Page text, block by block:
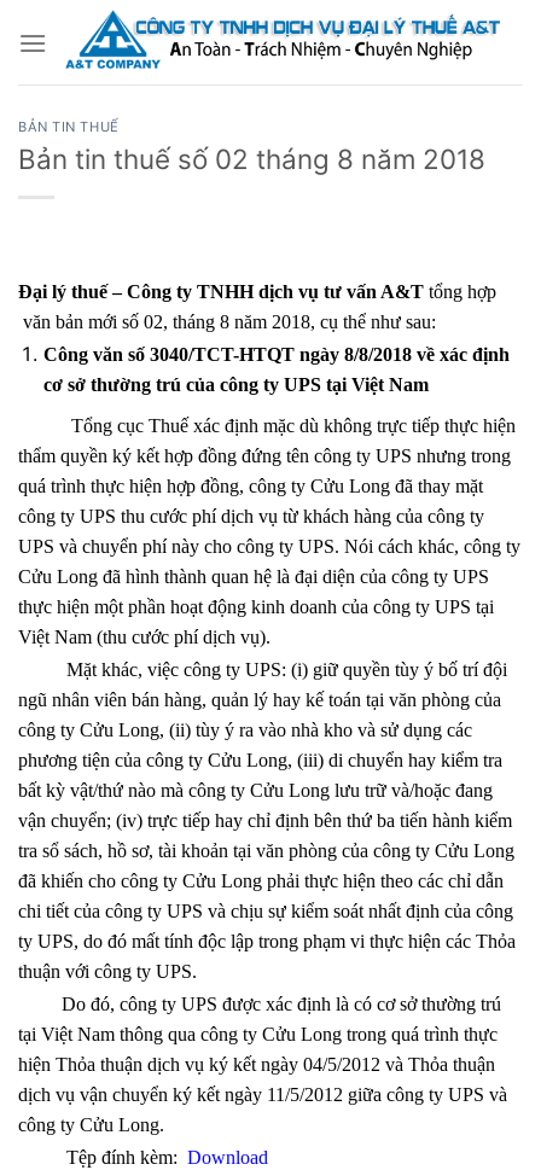
qua
BẢN TIN THUẾ
Bản tin thuế số 02 tháng 8 năm 2018
Đại lý thuế – Công ty TNHH dịch vụ tư vấn A&T tổng hợp
văn bản mới số 02, tháng 8 năm 2018, cụ thể như sau:
Công văn số 3040/TCT-HTQT ngày 8/8/2018 về xác định
cơ sở thường trú của công ty UPS tại Việt Nam
Tổng cục Thuế xác định mặc dù không trực tiếp thực hiện
thẩm quyền ký kết hợp đồng đứng tên công ty UPS nhưng trong
quá trình thực hiện hợp đồng, công ty Cửu Long đã thay mặt
công ty UPS thu cước phí dịch vụ từ khách hàng của công ty
UPS và chuyển phí này cho công ty UPS. Nói cách khác, công ty
Cửu Long đã hình thành quan hệ là đại diện của công ty UPS
thực hiện một phần hoạt động kinh doanh của công ty UPS tại
Việt Nam (thu cước phí dịch vụ).
Mặt khác, việc công ty UPS: (i) giữ quyền tùy ý bố trí đội
ngũ nhân viên bán hàng, quản lý hay kế toán tại văn phòng của
công ty Cửu Long, (ii) tùy ý ra vào nhà kho và sử dụng các
phương tiện của công ty Cửu Long, (iii) di chuyển hay kiểm tra
bất kỳ vật/thứ nào mà công ty Cửu Long lưu trữ và/hoặc đang
vận chuyển; (iv) trực tiếp hay chỉ định bên thứ ba tiến hành kiểm
tra sổ sách, hồ sơ, tài khoản tại văn phòng của công ty Cửu Long
đã khiến cho công ty Cửu Long phải thực hiện theo các chỉ dẫn
chi tiết của công ty UPS và chịu sự kiểm soát nhất định của công
ty UPS, do đó mất tính độc lập trong phạm vi thực hiện các Thỏa
thuận với công ty UPS.
Do đó, công ty UPS được xác định là có cơ sở thường trú
tại Việt Nam thông qua công ty Cửu Long trong quá trình thực
hiện Thỏa thuận dịch vụ ký kết ngày 04/5/2012 và Thỏa thuận
dịch vụ vận chuyển ký kết ngày 11/5/2012 giữa công ty UPS và
công ty Cửu Long.
Tệp đính kèm: Download